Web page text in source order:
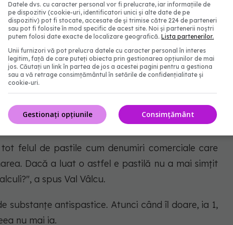
ingestie mare de lichide", a mai spus Mihai
este administrarea de
urologii, considerăm că nu
felul de pastile cum denumiri comerciale care
Dacă a luat o astfel e pastilă nu a mai simțit
a spus Val Vâlcu.
substanțe antispastice. Atunci când îl doare, ia 1,
nu mai ia.
Datele dvs. cu caracter personal vor fi prelucrate, iar informațiile de
pe dispozitiv (cookie-uri, identificatori unici și alte date de pe
dispozitiv) pot fi stocate, accesate de și trimise către 224 de parteneri
sau pot fi folosite în mod specific de acest site. Noi și partenerii noștri
putem folosi date exacte de localizare geografică. Lista partenerilor.
Unii furnizori vă pot prelucra datele cu caracter personal în interes
legitim, față de care puteți obiecta prin gestionarea opțiunilor de mai
jos. Căutați un link în partea de jos a acestei pagini pentru a gestiona
sau a vă retrage consimțământul în setările de confidențialitate și
cookie-uri.
Consimțământ
Gestionați opțiunile